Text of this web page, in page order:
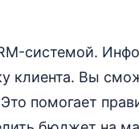
системой.
клиента. Вы
помогает